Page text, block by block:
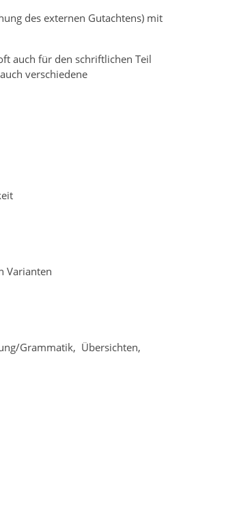
des externen Gutachtens) mit
auch für den schriftlichen Teil
verschiedene
Varianten
Grammatik, Übersichten,